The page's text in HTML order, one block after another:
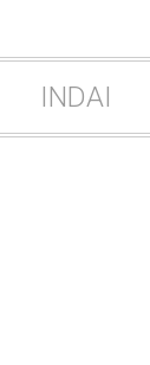
INDAI